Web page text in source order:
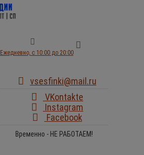
Ежедневно, с 10:00 до 20:00
vsesfinki@mail.ru
VKontakte
Instagram
Facebook
Временно - НЕ РАБОТАЕМ!